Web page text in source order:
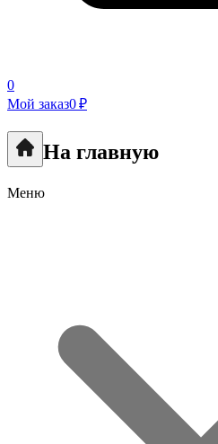
0
Мой заказ0 ₽
На главную
Меню